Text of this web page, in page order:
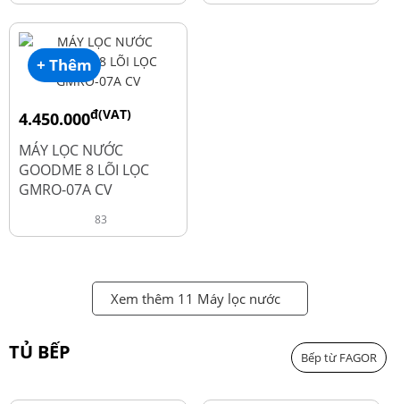
+ Thêm
4.450.000đ(VAT)
6.250.000
MÁY LỌC NƯỚC
GOODME 8 LÕI LỌC
GMRO-07A CV
83
Xem thêm 11 Máy lọc nước
TỦ BẾP Bếp từ FAGOR